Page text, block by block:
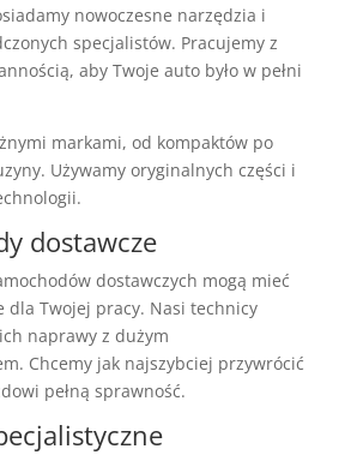
nowoczesne narzędzia i
specjalistów. Pracujemy z
aby Twoje auto było w pełni
markami, od kompaktów po
Używamy oryginalnych części i
dostawcze
dostawczych mogą mieć
dla Twojej pracy. Nasi technicy
naprawy z dużym
Chcemy jak najszybciej przywrócić
pełną sprawność.